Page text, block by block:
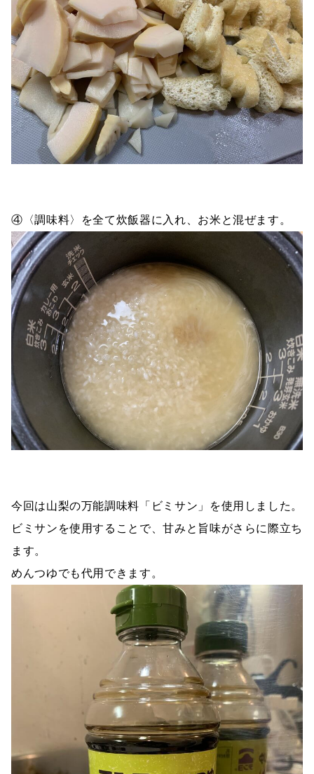
④〈調味料〉を全て炊飯器に入れ、お米と混ぜます。
今回は山梨の万能調味料「ビミサン」を使用しました。
ビミサンを使用することで、甘みと旨味がさらに際立ち
ます。
めんつゆでも代用できます。